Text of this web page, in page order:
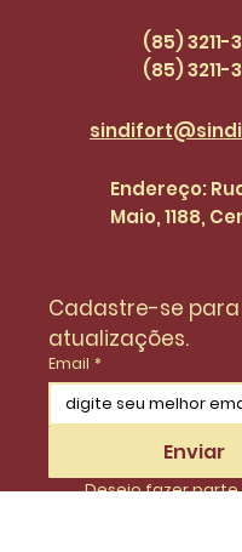
(85) 3211-
(85) 3211-
Endereço:
Maio, 1188,
Cadastre-se
atualizações.
Email *
Enviar
Desejo fazer